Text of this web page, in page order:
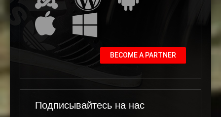
BECOME A PARTNER
Подписывайтесь на нас